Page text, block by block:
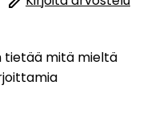
tietää mitä mieltä